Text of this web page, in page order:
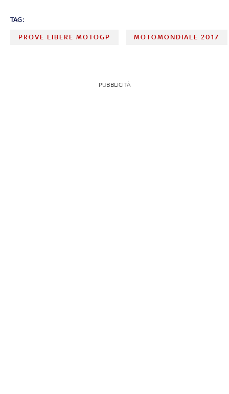
TAG:
PROVE LIBERE MOTOGP MOTOMONDIALE 2017
PUBBLICITÀ